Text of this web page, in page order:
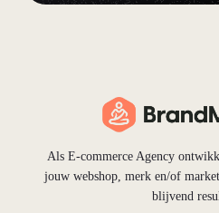
Als E-commerce Agency
jouw webshop, merk en/of
blijvend